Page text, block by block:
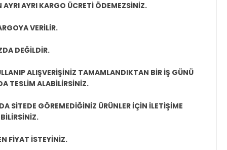
AYRI KARGO ÜCRETİ ÖDEMEZSİNİZ.
VERİLİR.
DEĞİLDİR.
ALIŞVERİŞİNİZ TAMAMLANDIKTAN BİR İŞ GÜNÜ
TESLİM ALABİLİRSİNİZ.
SİTEDE GÖREMEDİĞİNİZ ÜRÜNLER İÇİN İLETİŞİME
FİYAT İSTEYİNİZ.